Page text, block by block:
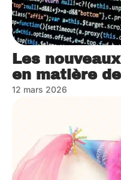
Les
en matière
12 mars 2026